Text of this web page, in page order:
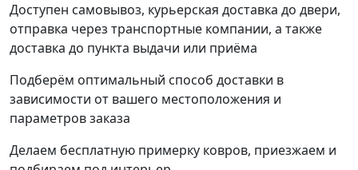
Доступен самовывоз, курьерская доставка до двери,
отправка через транспортные компании, а также
доставка до пункта выдачи или приёма
Подберём оптимальный способ доставки в
зависимости от вашего местоположения и
параметров заказа
Делаем бесплатную примерку ковров, приезжаем и